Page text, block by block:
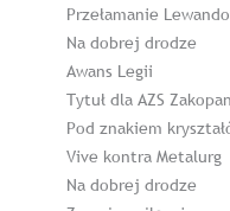
Przełamanie
Na dobrej drodze
Awans Legii
Tytuł dla AZS
Pod znakiem
Vive kontra Metalurg
Na dobrej drodze